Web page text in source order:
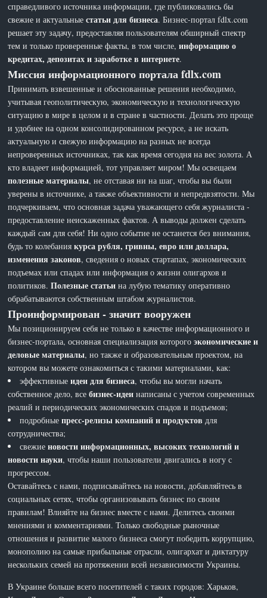
справедливого источника информации, где публиковались бы
свежие и актуальныестатьи для бизнеса. Бизнес-портал fdlx.com
решает эту задачу, предоставляя пользователям обширный спектр
тем и только проверенные факты, в том числе,информацию о
кредитах, депозитах и заработке в интернете.
Миссия информационного портала fdlx.com
Принимать взвешенные и обоснованные решения необходимо,
учитывая геополитическую, экономическую и технологическую
ситуацию в мире в целом и в стране в частности. Делать это проще
и удобнее на одном консолидированном ресурсе, а не искать
актуальную и свежую информацию на разных не всегда
непроверенных источниках, так как время сегодня на вес золота. А
кто владеет информацией, тот управляет миром! Мы освещаем
полезные материалы, не отставая ни на шаг, чтобы вы были
уверены в источнике, а также объективности и непредвзятости. Мы
подчеркиваем, что основная задача уважающего себя журналиста -
предоставление неискаженных фактов. А выводы должен сделать
каждый сам для себя! Ни одно событие не останется без внимания,
будь то колебаниякурса рубля, гривны, евро или доллара,
изменения законов, сведения о новых стартапах, экономических
подъемах или спадах или информация о жизни олигархов и
политиков.Полезные статьи на лубую тематику оперативно
обрабатываются собственным штабом журналистов.
Проинформирован - значит вооружен
Мы позиционируем себя не только в качестве информационного и
бизнес-портала, основная специализация которогоэкономические и
деловые материалы, но также и образовательным проектом, на
котором вы можете ознакомиться с такими материалами, как:
эффективныеидеи для бизнеса, чтобы вы могли начать
собственное дело, всебизнес-идеи написаны с учетом современных
реалий и периодических экономических спадов и подъемов;
подробныепресс-релизы компаний и продуктов для
сотрудничества;
свежиеновости информационных, высоких технологий и
новости науки, чтобы наши пользователи двигались в ногу с
прогрессом.
Оставайтесь с нами, подписывайтесь на новости, добавляйтесь в
социальных сетях, чтобы организовывать бизнес по своим
правилам! Влияйте на бизнес вместе с нами. Делитесь своими
мнениями и комментариями. Только свободные рыночные
отношения и развитие малого бизнеса смогут победить коррупцию,
монополию на самые прибыльные отрасли, олигархат и диктатуру
нескольких семей на протяжении всей независимости Украины.
В Украине больше всего посетителей с таких городов: Харьков,